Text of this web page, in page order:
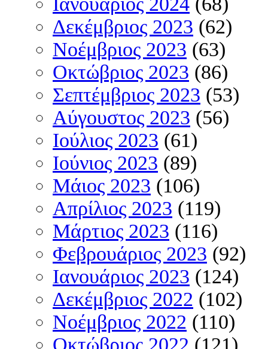
Δεκέμβριος 2023 (62)
Νοέμβριος 2023 (63)
Οκτώβριος 2023 (86)
Σεπτέμβριος 2023 (53)
Αύγουστος 2023 (56)
Ιούλιος 2023 (61)
Ιούνιος 2023 (89)
Μάιος 2023 (106)
Απρίλιος 2023 (119)
Μάρτιος 2023 (116)
Φεβρουάριος 2023 (92)
Ιανουάριος 2023 (124)
Δεκέμβριος 2022 (102)
Νοέμβριος 2022 (110)
Οκτώβριος 2022 (121)